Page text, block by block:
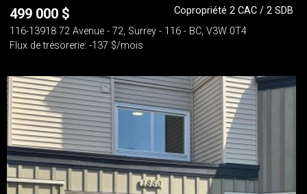
499 000 $
Copropriété 2 CAC / 2 SDB
116-13918 72 Avenue - 72, Surrey - 116 - BC, V3W 0T4
Flux de trésorerie: -137 $/mois